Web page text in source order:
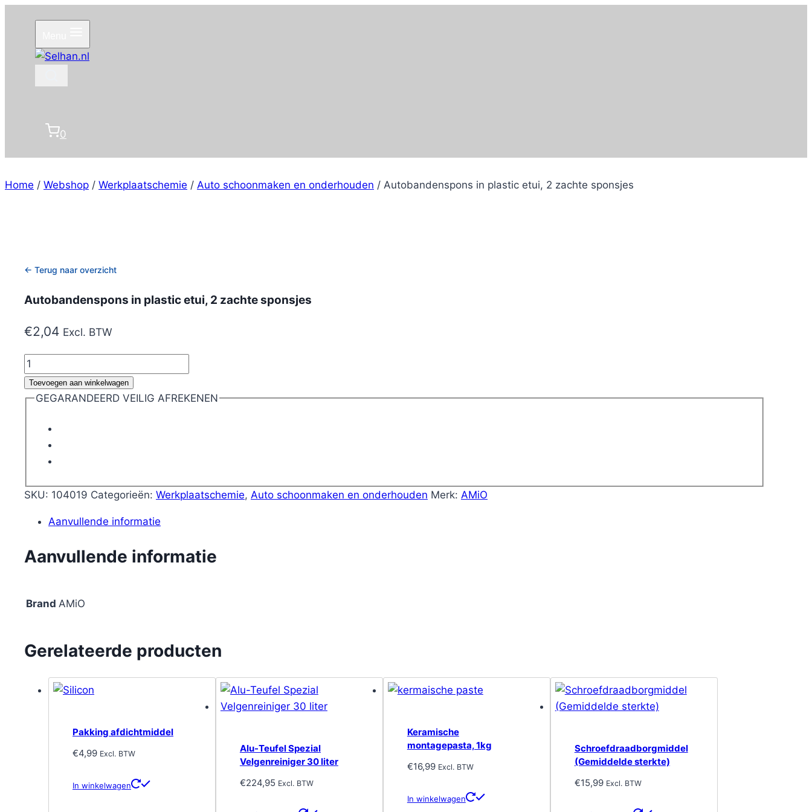
inhoud
0
Home / Webshop / Werkplaatschemie / Auto schoonmaken en onderhouden / Autobandenspons in plastic etui, 2 zachte sponsjes
← Terug naar overzicht
Autobandenspons in plastic etui, 2 zachte sponsjes
€2,04 Excl. BTW
Autobandenspons
in
plastic
zachte
sponsjes
Toevoegen aan winkelwagen
GEGARANDEERD VEILIG AFREKENEN
SKU: 104019 Categorieën: Werkplaatschemie, Auto schoonmaken en onderhouden Merk: AMiO
Aanvullende informatie
Aanvullende informatie
Brand AMiO
Gerelateerde producten
Pakking afdichtmiddel
€4,99 Excl. BTW
In winkelwagen
Alu-Teufel Spezial
Velgenreiniger 30 liter
€224,95 Excl. BTW
Keramische
montagepasta, 1kg
€16,99 Excl. BTW
In winkelwagen
Schroefdraadborgmiddel
(Gemiddelde sterkte)
€15,99 Excl. BTW